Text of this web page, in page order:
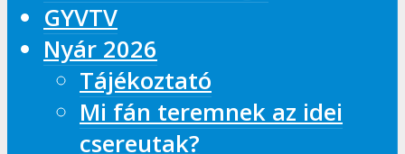
GYVTV
Nyár 2026
Tájékoztató
Mi fán teremnek az idei
csereutak?